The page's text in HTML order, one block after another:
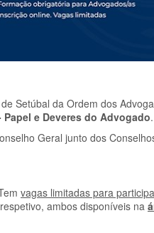
Setúbal da Ordem dos
e Deveres do Advogado.
Geral junto dos
vagas limitadas para
ambos disponíveis na